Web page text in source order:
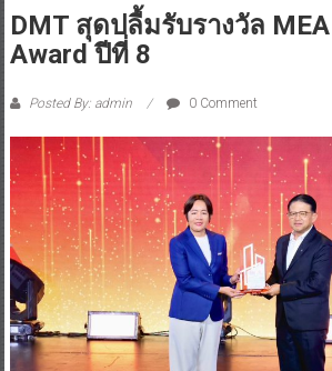
DMT สุดปลื้มรับรางวัล
Award ปีที่ 8
Posted By: admin 0 Comment